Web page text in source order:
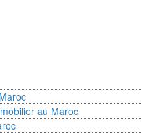
au Maroc